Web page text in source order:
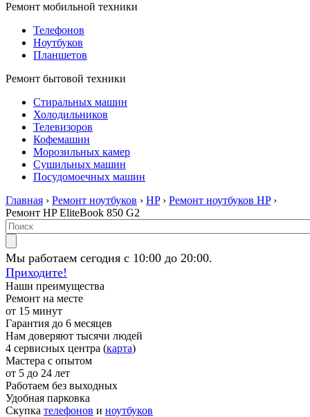
Ремонт мобильной техники
Телефонов
Ноутбуков
Планшетов
Ремонт бытовой техники
Стиральных машин
Холодильников
Телевизоров
Кофемашин
Морозильных камер
Сушильных машин
Посудомоечных машин
Главная › Ремонт ноутбуков › HP› Ремонт ноутбуков HP›
Ремонт HP EliteBook 850 G2
Мы работаем сегодня с 10:00 до 20:00.
Приходите!
Наши преимущества
Ремонт на месте
от 15 минут
Гарантия до 6 месяцев
Нам доверяют тысячи людей
4 сервисных центра (карта)
Мастера с опытом
от 5 до 24 лет
Работаем без выходных
Удобная парковка
Скупка телефонов и ноутбуков